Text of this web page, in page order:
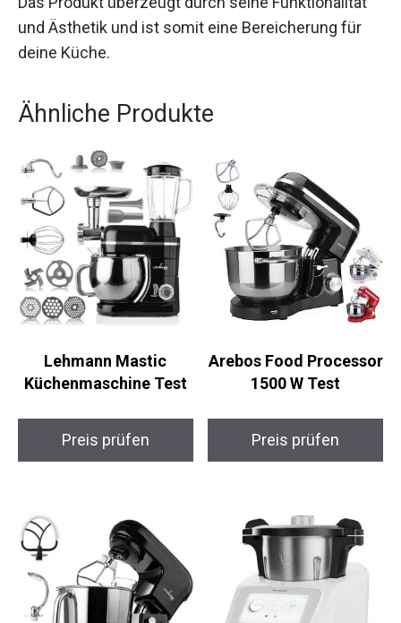
und Ästhetik und ist somit eine Bereicherung für
deine Küche.
Ähnliche Produkte
Lehmann Mastic
Küchenmaschine Test
Preis prüfen
Arebos Food Processor
1500 W Test
Preis prüfen